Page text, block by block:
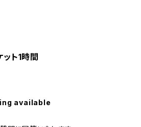
ト1時間
available